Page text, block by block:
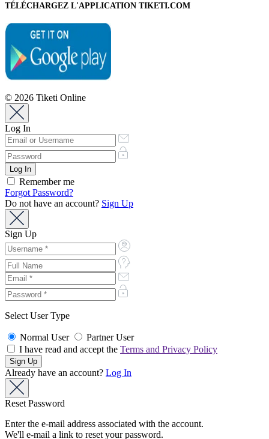
TÉLÉCHARGEZ L'APPLICATION TIKETI.COM
© 2026 Tiketi Online
Log In
Remember me
Forgot Password?
Do not have an account? Sign Up
Sign Up
Select User Type
Normal User
Partner User
I have read and accept the Terms and Privacy Policy
Already have an account? Log In
Reset Password
Enter the e-mail address associated with the account.
We'll e-mail a link to reset your password.